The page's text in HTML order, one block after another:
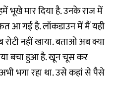
भूखे मार दिया है. उनके राज में
आ गई है. लॉकडाउन में मैं यही
नहीं खाया. बताओ अब क्या
बचा हुआ है. खून चूस कर
भगा रहा था. उसे कहां से पैसे